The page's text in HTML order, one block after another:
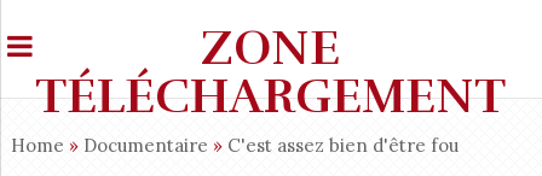
ZONE
TÉLÉCHARGEMENT
Home » Documentaire » C'est assez bien d'être fou